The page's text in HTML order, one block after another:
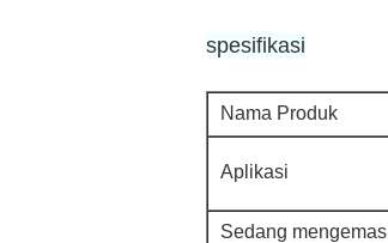
spesifikasi
Nama Produk
Aplikasi
Sedang mengemas